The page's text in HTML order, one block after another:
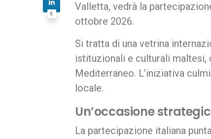
Valletta, vedrà la
ottobre 2026.
Si tratta di una vetrina
istituzionali e culturali maltesi,
Mediterraneo. L’iniziativa
locale.
Un’occasione
La partecipazione italiana
0